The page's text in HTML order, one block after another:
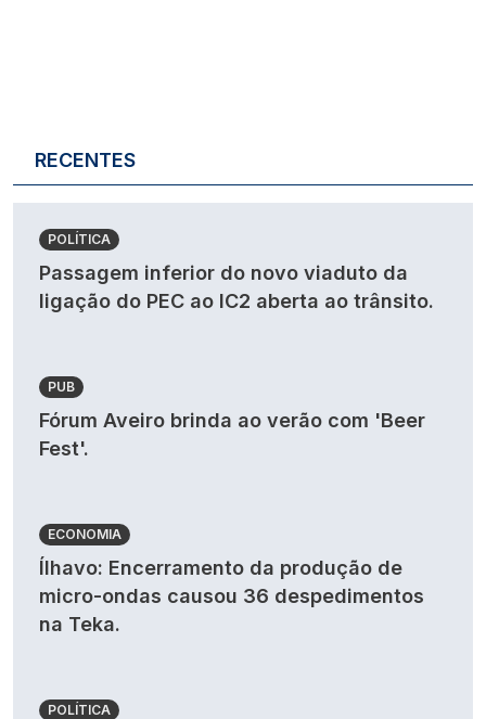
RECENTES
POLÍTICA
Passagem inferior do novo viaduto da
ligação do PEC ao IC2 aberta ao trânsito.
PUB
Fórum Aveiro brinda ao verão com 'Beer
Fest'.
ECONOMIA
Ílhavo: Encerramento da produção de
micro-ondas causou 36 despedimentos
na Teka.
POLÍTICA